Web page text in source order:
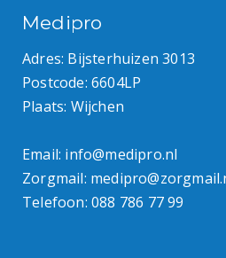
Medipro
Adres: Bijsterhuizen 3013
Postcode: 6604LP
Plaats: Wijchen
Email: info@medipro.nl
Zorgmail:
Telefoon: 088 786 77 99